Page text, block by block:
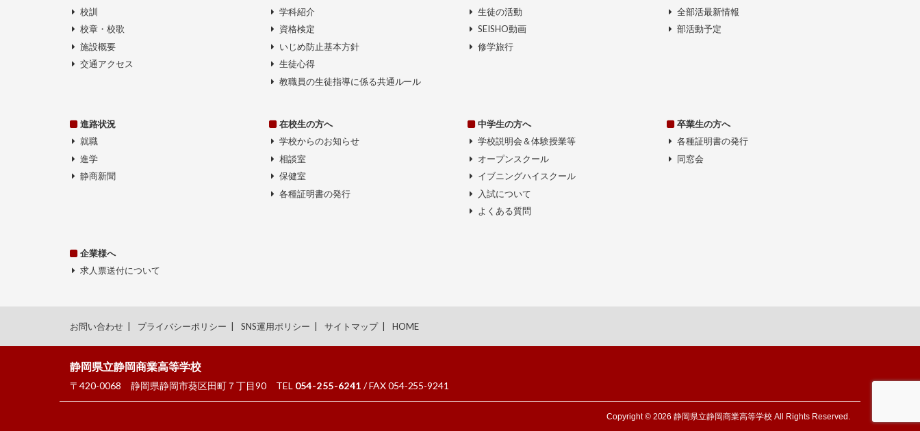
校訓
校章・校歌
施設概要
交通アクセス
学科紹介
資格検定
いじめ防止基本方針
生徒心得
教職員の生徒指導に係る共通ルール
生徒の活動
SEISHO動画
修学旅行
全部活最新情報
部活動予定
進路状況
就職
進学
静商新聞
在校生の方へ
学校からのお知らせ
相談室
保健室
各種証明書の発行
中学生の方へ
学校説明会＆体験授業等
オープンスクール
イブニングハイスクール
入試について
よくある質問
卒業生の方へ
各種証明書の発行
同窓会
企業様へ
求人票送付について
お問い合わせ プライバシーポリシー SNS運用ポリシー サイトマップ HOME
静岡県立静岡商業高等学校
〒420-0068 静岡県静岡市葵区田町７丁目90 TEL 054-255-6241 / FAX 054-255-9241
Copyright © 2026 静岡県立静岡商業高等学校 All Rights Reserved.